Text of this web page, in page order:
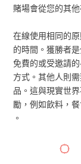
賭場會從您的其
在線使用相同的
的時間。獲勝者
免費的或受邀請
方式。其他人則
品。這與現實世
勵，例如飲料，
。